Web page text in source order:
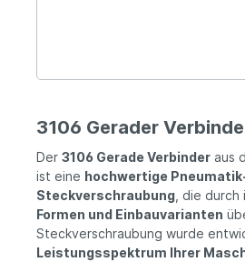
3106 Gerader
Der 3106 Gerade Verbinder aus
ist eine hochwertige
Steckverschraubung, die durch
Formen und Einbauvarianten
Steckverschraubung wurde
Leistungsspektrum Ihrer